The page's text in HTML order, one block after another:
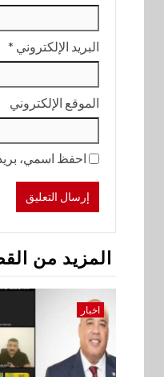
البريد الإلكتروني *
الموقع الإلكتروني
احفظ اسمي،
المزيد من
اخبار